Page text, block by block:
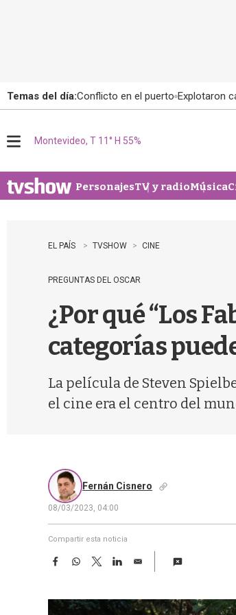
Temas del día:Conflicto en el puerto Explotaron
u
Montevideo, T 11° H 55%
PersonajesTV y radioMúsica
EL PAÍS TVSHOW CINE
PREGUNTAS DEL OSCAR
¿Por qué “Los
categorías
La película de Steven
el cine era el centro del
Fernán Cisnero
08/03/2023, 04:00
Compartir esta noticia
F
e
W
t
s
T
w
t
t
L
k
e
E
i
l